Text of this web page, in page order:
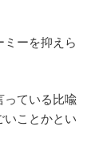
ミーを抑えら
っている比喩
いことかとい